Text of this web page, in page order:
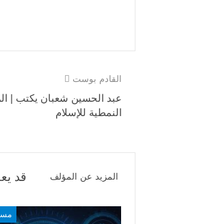
القادم بوست
عبد الحسين شعبان يكتب |
النمطية للإسلام
قد المزيد عن المؤلف